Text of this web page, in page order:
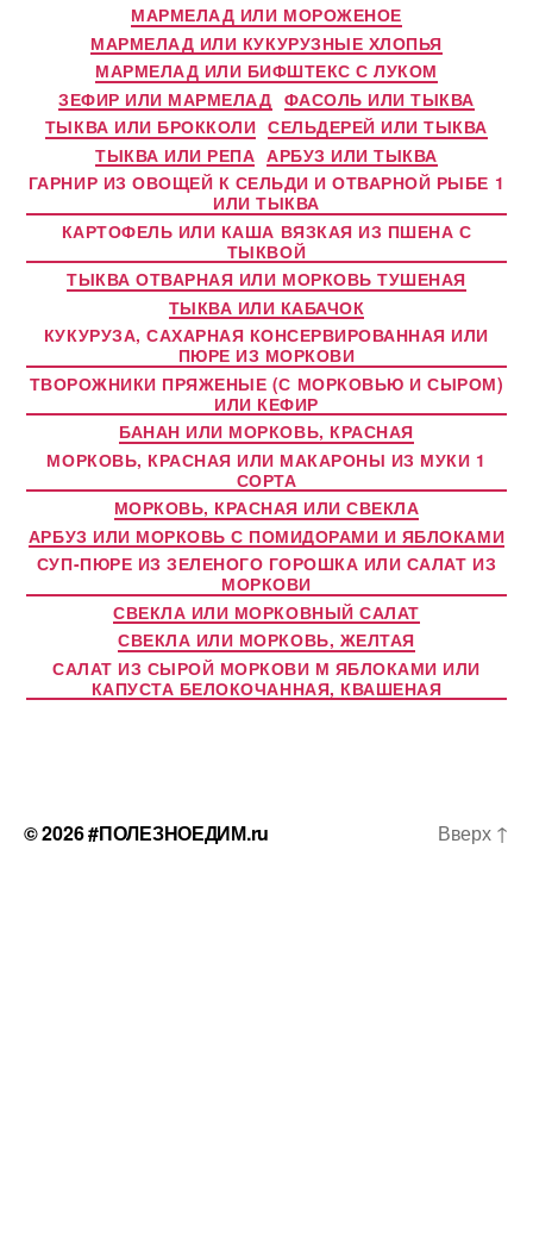
МАРМЕЛАД ИЛИ МОРОЖЕНОЕ
МАРМЕЛАД ИЛИ КУКУРУЗНЫЕ ХЛОПЬЯ
МАРМЕЛАД ИЛИ БИФШТЕКС С ЛУКОМ
ЗЕФИР ИЛИ МАРМЕЛАД ФАСОЛЬ ИЛИ ТЫКВА
ТЫКВА ИЛИ БРОККОЛИ СЕЛЬДЕРЕЙ ИЛИ ТЫКВА
ТЫКВА ИЛИ РЕПА АРБУЗ ИЛИ ТЫКВА
ГАРНИР ИЗ ОВОЩЕЙ К СЕЛЬДИ И ОТВАРНОЙ РЫБЕ 1
ИЛИ ТЫКВА
КАРТОФЕЛЬ ИЛИ КАША ВЯЗКАЯ ИЗ ПШЕНА С
ТЫКВОЙ
ТЫКВА ОТВАРНАЯ ИЛИ МОРКОВЬ ТУШЕНАЯ
ТЫКВА ИЛИ КАБАЧОК
КУКУРУЗА, САХАРНАЯ КОНСЕРВИРОВАННАЯ ИЛИ
ПЮРЕ ИЗ МОРКОВИ
ТВОРОЖНИКИ ПРЯЖЕНЫЕ (С МОРКОВЬЮ И СЫРОМ)
ИЛИ КЕФИР
БАНАН ИЛИ МОРКОВЬ, КРАСНАЯ
МОРКОВЬ, КРАСНАЯ ИЛИ МАКАРОНЫ ИЗ МУКИ 1
СОРТА
МОРКОВЬ, КРАСНАЯ ИЛИ СВЕКЛА
АРБУЗ ИЛИ МОРКОВЬ С ПОМИДОРАМИ И ЯБЛОКАМИ
СУП-ПЮРЕ ИЗ ЗЕЛЕНОГО ГОРОШКА ИЛИ САЛАТ ИЗ
МОРКОВИ
СВЕКЛА ИЛИ МОРКОВНЫЙ САЛАТ
СВЕКЛА ИЛИ МОРКОВЬ, ЖЕЛТАЯ
САЛАТ ИЗ СЫРОЙ МОРКОВИ М ЯБЛОКАМИ ИЛИ
КАПУСТА БЕЛОКОЧАННАЯ, КВАШЕНАЯ
© 2026#ПОЛЕЗНОЕДИМ.ru Вверх ↑